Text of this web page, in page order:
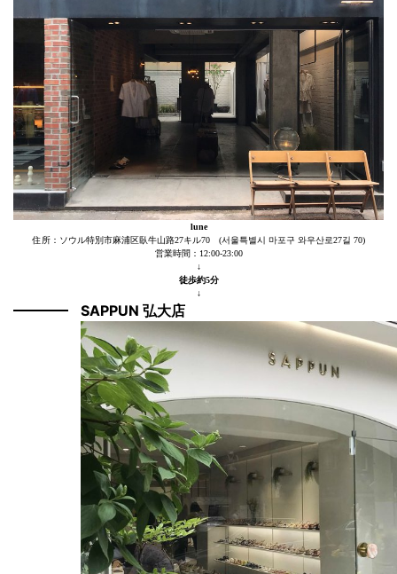
lune
住所：ソウル特別市麻浦区臥牛山路27キル70 (서울특별시 마포구 와우산로27길 70)
営業時間：12:00-23:00
↓
徒歩約5分
↓
SAPPUN 弘大店